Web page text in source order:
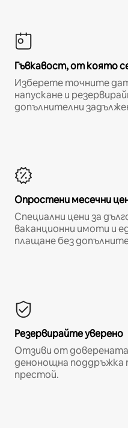
Гъвкавост, от която
Изберете точните
напускане и
допълнителни
Опростени месечни
Специални цени за
ваканционни имоти и
плащане без
Резервирайте уверено
Отзиви от
денонощна поддръжка
престой.